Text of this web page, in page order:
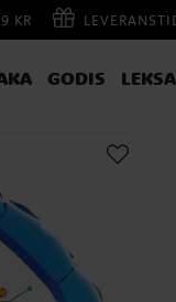
KR
GODIS